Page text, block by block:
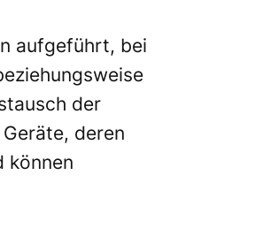
aufgeführt, bei
der
Geräte, deren
können